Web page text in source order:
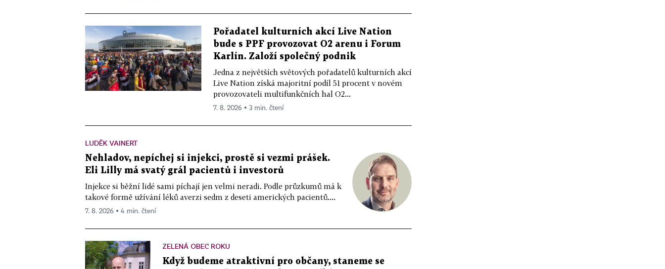
Pořadatel kulturních akcí Live Nation
bude s PPF provozovat O2 arenu i Forum
Karlín. Založí společný podnik
Jedna z největších světových pořadatelů kulturních akcí
Live Nation získá majoritní podíl 51 procent v novém
provozovateli multifunkčních hal O2...
7. 8. 2026 ▪ 3 min. čtení
LUDĚK VAINERT
Nehladov, nepíchej si injekci, prostě si vezmi prášek.
Eli Lilly má svatý grál pacientů i investorů
Injekce si běžní lidé sami píchají jen velmi neradi. Podle průzkumů má k
takové formě užívání léků averzi sedm z deseti amerických pacientů....
7. 8. 2026 ▪ 4 min. čtení
ZELENÁ OBEC ROKU
Když budeme atraktivní pro občany, staneme se